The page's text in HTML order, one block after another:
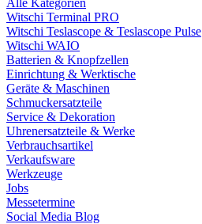
Alle Kategorien
Witschi Terminal PRO
Witschi Teslascope & Teslascope Pulse
Witschi WAIO
Batterien & Knopfzellen
Einrichtung & Werktische
Geräte & Maschinen
Schmuckersatzteile
Service & Dekoration
Uhrenersatzteile & Werke
Verbrauchsartikel
Verkaufsware
Werkzeuge
Jobs
Messetermine
Social Media Blog